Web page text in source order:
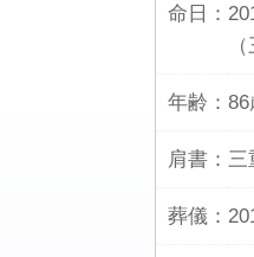
命日：
年齢： 86
肩書： 三
葬儀：